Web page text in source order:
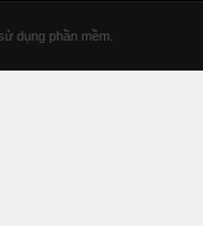
dụng phần mềm.